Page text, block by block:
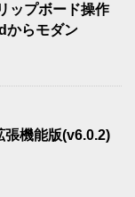
ップボード操作
からモダン
機能版(v6.0.2)